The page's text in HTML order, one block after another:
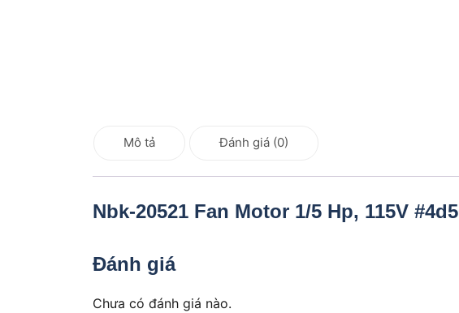
Mô tả Đánh giá (0)
Nbk-20521 Fan Motor 1/5 Hp, 115V
Đánh giá
Chưa có đánh giá nào.